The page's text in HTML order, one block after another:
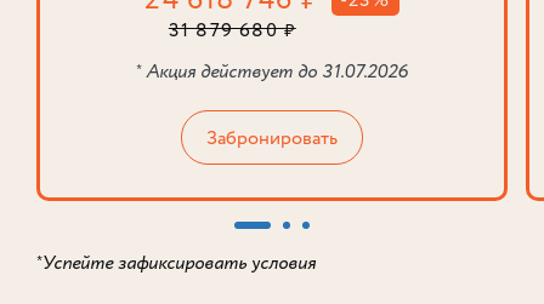
31 879 680₽
*Акция действует до 31.07.2026
Забронировать
*Успейте зафиксировать условия